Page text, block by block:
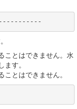
ことはできません。水
す。
とはできません。